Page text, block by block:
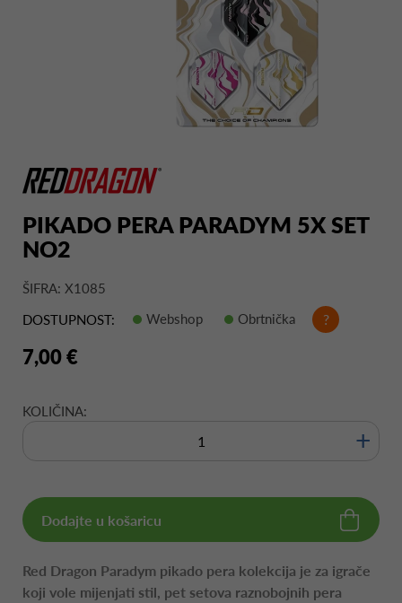
PIKADO PERA PARADYM 5X SET
NO2
ŠIFRA: X1085
DOSTUPNOST:
Webshop Obrtnička ?
7,00 €
KOLIČINA:
+
Dodajte u košaricu
Red Dragon Paradym pikado pera kolekcija je za igrače
koji vole mijenjati stil, pet setova raznobojnih pera